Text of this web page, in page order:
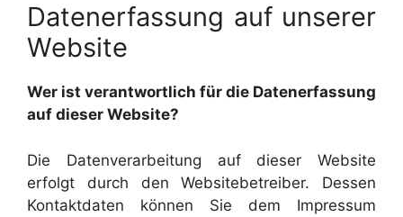
Datenerfassung auf unserer
Website
Wer ist verantwortlich für die Datenerfassung
auf dieser Website?
Die Datenverarbeitung auf dieser Website
erfolgt durch den Websitebetreiber. Dessen
Kontaktdaten können Sie dem Impressum